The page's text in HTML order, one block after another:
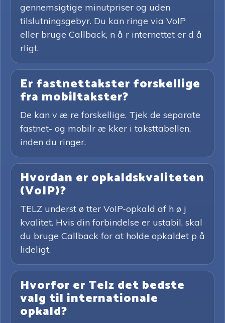
gennemsigtige minutpriser og uden
tilslutningsgebyr. Du kan ringe via VoIP
eller bruge Callback, n å r internettet er d å
rligt.
Er fastnettakster forskellige
fra mobiltakster?
De kan v æ re forskellige. Tjek de separate
fastnet- og mobilr æ kker i taksttabellen,
inden du ringer.
Hvordan er opkaldskvaliteten
(VoIP)?
TELZ underst ø tter VoIP-opkald af h ø j
kvalitet. Hvis din forbindelse er ustabil, skal
du bruge Callback for at holde opkaldet p å
lideligt.
Hvorfor er Telz det bedste
valg til internationale
opkald?